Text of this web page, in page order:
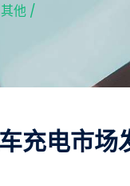
其他 /
充电市场